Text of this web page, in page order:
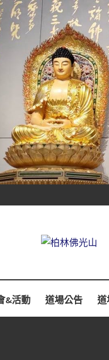
&活動 道場公告 道